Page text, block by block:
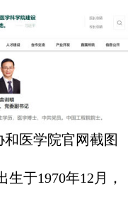
医学院官网截图
于1970年12月，